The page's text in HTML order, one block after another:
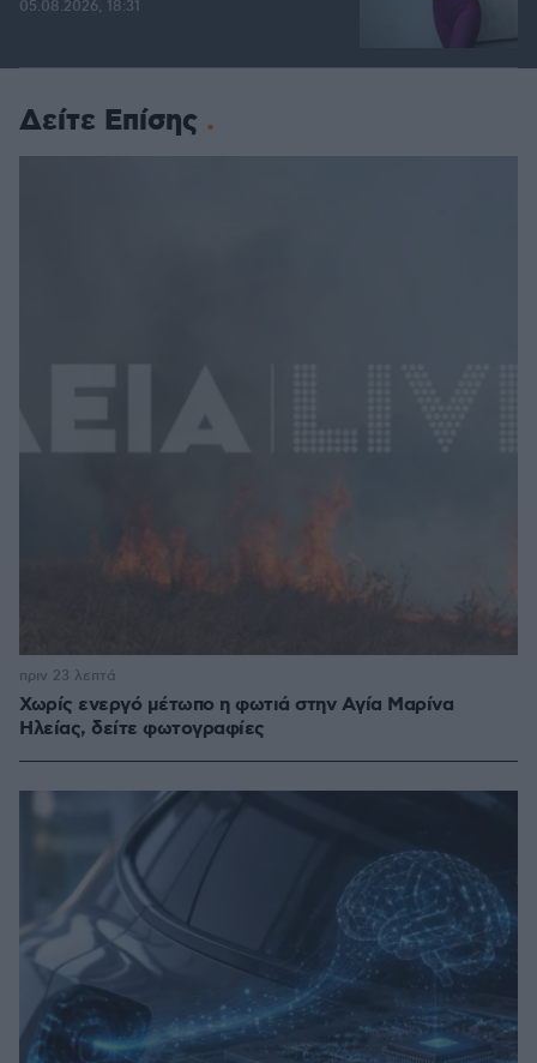
05.08.2026, 18:31
Δείτε Επίσης
Χωρίς ενεργό μέτωπο η φωτιά στην Aγία Μαρίνα
Ηλείας, δείτε φωτογραφίες
πριν 23 λεπτά